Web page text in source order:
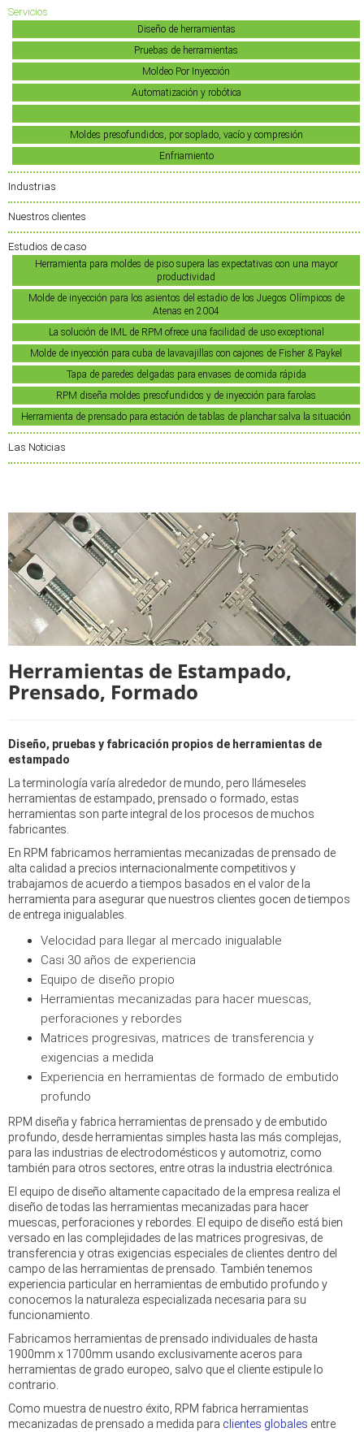
Servicios
Diseño de herramientas
Pruebas de herramientas
Moldeo Por Inyección
Automatización y robótica
Moldes presofundidos, por soplado, vacío y compresión
Enfriamiento
Industrias
Nuestros clientes
Estudios de caso
Herramienta para moldes de piso supera las expectativas con una mayor
productividad
Molde de inyección para los asientos del estadio de los Juegos Olímpicos de
Atenas en 2004
La solución de IML de RPM ofrece una facilidad de uso exceptional
Molde de inyección para cuba de lavavajillas con cajones de Fisher & Paykel
Tapa de paredes delgadas para envases de comida rápida
RPM diseña moldes presofundidos y de inyección para farolas
Herramienta de prensado para estación de tablas de planchar salva la situación
Las Noticias
Herramientas de Estampado,
Prensado, Formado
Diseño, pruebas y fabricación propios de herramientas de
estampado
La terminología varía alrededor de mundo, pero llámeseles
herramientas de estampado, prensado o formado, estas
herramientas son parte integral de los procesos de muchos
fabricantes.
En RPM fabricamos herramientas mecanizadas de prensado de
alta calidad a precios internacionalmente competitivos y
trabajamos de acuerdo a tiempos basados en el valor de la
herramienta para asegurar que nuestros clientes gocen de tiempos
de entrega inigualables.
Velocidad para llegar al mercado inigualable
Casi 30 años de experiencia
Equipo de diseño propio
Herramientas mecanizadas para hacer muescas,
perforaciones y rebordes
Matrices progresivas, matrices de transferencia y
exigencias a medida
Experiencia en herramientas de formado de embutido
profundo
RPM diseña y fabrica herramientas de prensado y de embutido
profundo, desde herramientas simples hasta las más complejas,
para las industrias de electrodomésticos y automotriz, como
también para otros sectores, entre otras la industria electrónica.
El equipo de diseño altamente capacitado de la empresa realiza el
diseño de todas las herramientas mecanizadas para hacer
muescas, perforaciones y rebordes. El equipo de diseño está bien
versado en las complejidades de las matrices progresivas, de
transferencia y otras exigencias especiales de clientes dentro del
campo de las herramientas de prensado. También tenemos
experiencia particular en herramientas de embutido profundo y
conocemos la naturaleza especializada necesaria para su
funcionamiento.
Fabricamos herramientas de prensado individuales de hasta
1900mm x 1700mm usando exclusivamente aceros para
herramientas de grado europeo, salvo que el cliente estipule lo
contrario.
Como muestra de nuestro éxito, RPM fabrica herramientas
mecanizadas de prensado a medida para clientes globales entre